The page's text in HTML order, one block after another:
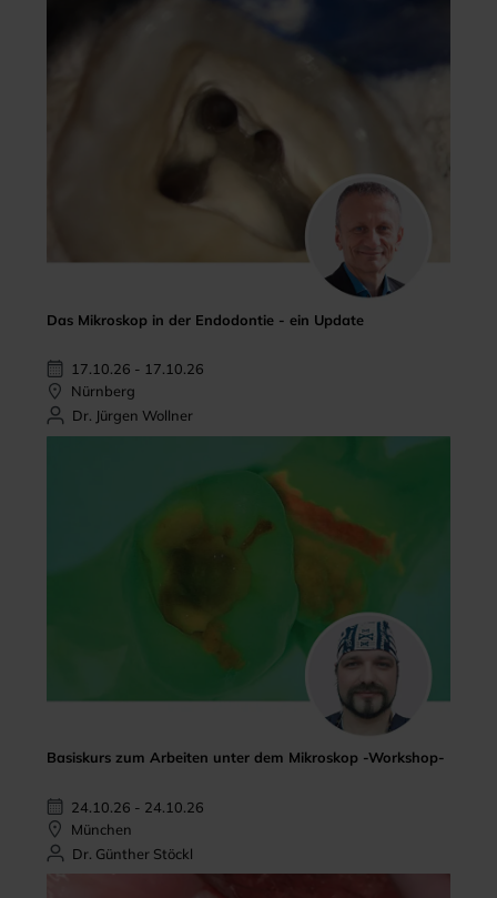
Das Mikroskop in der Endodontie - ein Update
17.10.26 - 17.10.26
Nürnberg
Dr. Jürgen Wollner
Basiskurs zum Arbeiten unter dem Mikroskop -Workshop-
24.10.26 - 24.10.26
München
Dr. Günther Stöckl